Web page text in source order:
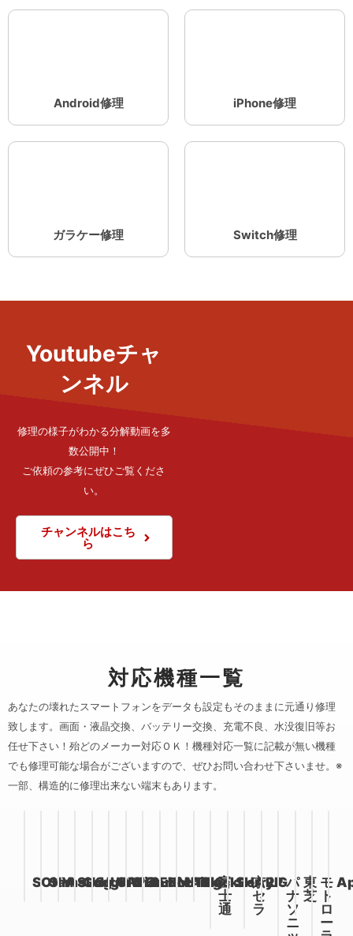
Android修理 iPhone修理
ガラケー修理 Switch修理
Youtubeチャ
ンネル
修理の様子がわかる分解動画を多
数公開中！
ご依頼の参考にぜひご覧くださ
い。
チャンネルはこち
ら
対応機種一覧
あなたの壊れたスマートフォンをデータも設定もそのままに元通り修理
致します。画面・液晶交換、バッテリー交換、充電不良、水没復旧等お
任せ下さい！ 殆どのメーカー対応ＯＫ！機種対応一覧に記載が無い機種
でも修理可能な場合がございますので、ぜひお問い合わせ下さいませ。※
一部、構造的に修理出来ない端末もあります。
SONY
Samsung
ASUS
Google
HUAWEI
OPPO
Xiaomi
REDMAGIC
Nothing
HTCBlackBerry
富
士
通
SHARP
京
セ
ラ
LGパ
ナ
ソ
ニ
東
芝
モ
ト
ロ
ー